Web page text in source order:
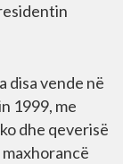
disa vende në
1999, me
dhe qeverisë